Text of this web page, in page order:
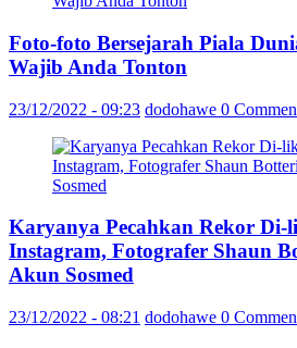
Foto-foto Bersejarah Piala
Wajib Anda Tonton
23/12/2022 - 09:23 dodohawe 0
Karyanya Pecahkan Rekor Di-
Instagram, Fotografer Shaun
Akun Sosmed
23/12/2022 - 08:21 dodohawe 0